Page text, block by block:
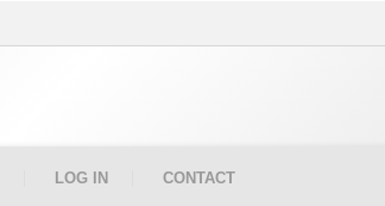
LOG IN CONTACT